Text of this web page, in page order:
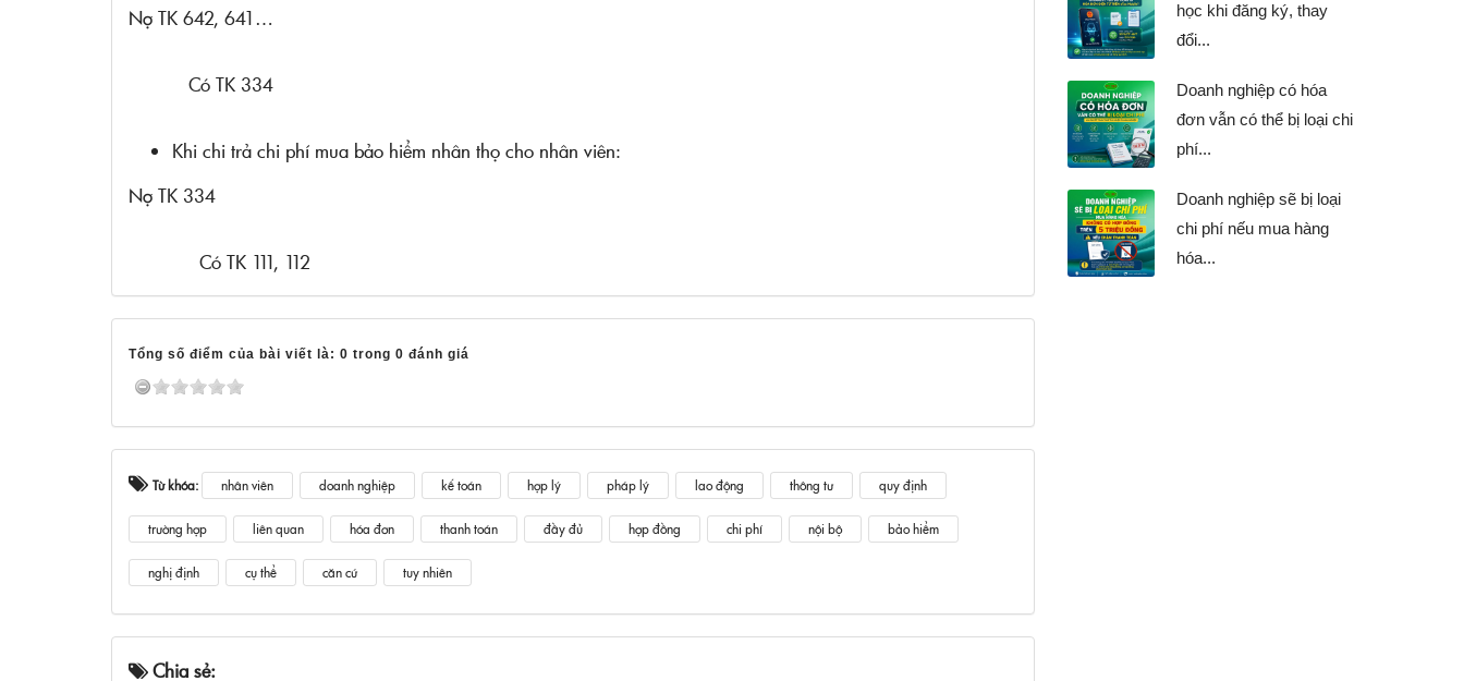
Nợ TK 642, 641…
Có TK 334
Khi chi trả chi phí mua bảo hiểm nhân thọ cho nhân viên:
Nợ TK 334
Có TK 111, 112
Tổng số điểm của bài viết là: 0 trong 0 đánh giá
Từ khóa: nhân viên doanh nghiệp kế toán hợp lý pháp lý lao động thông tư quy định
trường hợp liên quan hóa đơn thanh toán đầy đủ hợp đồng chi phí nội bộ bảo hiểm
nghị định cụ thể căn cứ tuy nhiên
Chia sẻ:
học khi đăng ký, thay
đổi...
Doanh nghiệp có hóa
đơn vẫn có thể bị loại chi
phí...
Doanh nghiệp sẽ bị loại
chi phí nếu mua hàng
hóa...